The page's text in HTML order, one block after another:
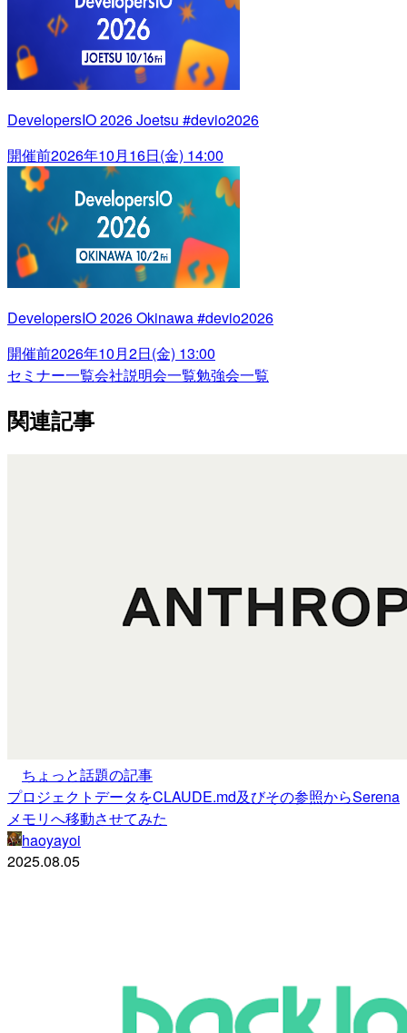
DevelopersIO 2026 Joetsu #devio2026
開催前2026年10月16日(金) 14:00
DevelopersIO 2026 Okinawa #devio2026
開催前2026年10月2日(金) 13:00
セミナー一覧会社説明会一覧勉強会一覧
関連記事
ちょっと話題の記事
プロジェクトデータをCLAUDE.md及びその参照からSerena
メモリへ移動させてみた
haoyayoi
2025.08.05